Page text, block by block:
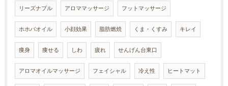
リーズナブル アロママッサージ フットマッサージ
ホホバオイル 小顔効果 脂肪燃焼 くま・くすみ キレイ
痩身 痩せる しわ 疲れ せんげん台東口
アロマオイルマッサージ フェイシャル 冷え性 ヒートマット